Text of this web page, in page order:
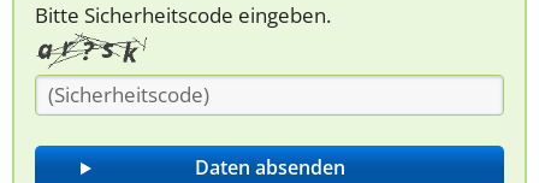
Bitte Sicherheitscode eingeben.